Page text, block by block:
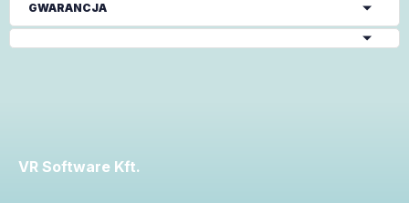
GWARANCJA
VR Software Kft.